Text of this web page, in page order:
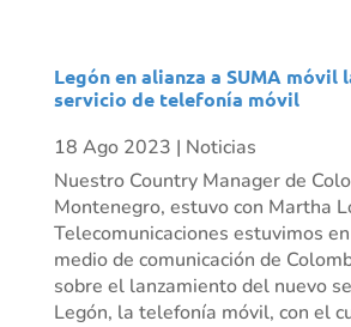
Legón en alianza a SUMA móvil
servicio de telefonía móvil
18 Ago 2023 | Noticias
Nuestro Country Manager de
Montenegro, estuvo con Martha
Telecomunicaciones estuvimos
medio de comunicación de
sobre el lanzamiento del nuevo
Legón, la telefonía móvil, con el